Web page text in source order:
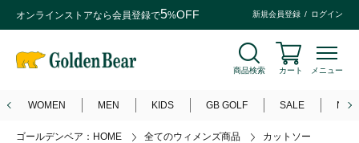
オンラインストアなら会員登録で5%OFF 新規会員登録 ログイン
商品検索 カート メニュー
WOMEN MEN KIDS GB GOLF SALE
ゴールデンベア：HOME 全てのウィメンズ商品 カットソー